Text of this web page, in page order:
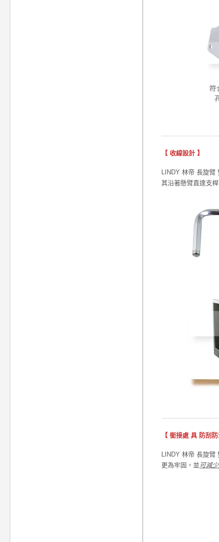
【 收線設計 】
LINDY 林帝 長旋臂
其沿著懸臂直達支
【 銜接處 具 防刮
LINDY 林帝 長旋
更為牢固，並 可減